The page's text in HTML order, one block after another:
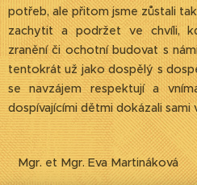
potřeb, ale přitom jsme zůstali
zachytit a podržet ve chvíli,
zranění či ochotní budovat s
tentokrát už jako dospělý s
se navzájem respektují a
dospívajícími dětmi dokázali sami
Mgr. et Mgr. Eva Martináková